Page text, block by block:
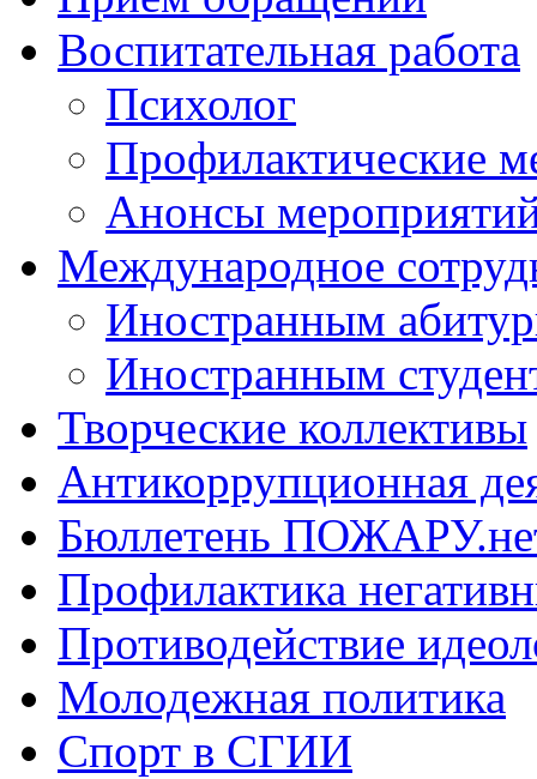
Воспитательная работа
Психолог
Профилактические
Анонсы
Международное
Иностранным
Иностранным
Творческие коллективы
Антикоррупционная
Бюллетень
Профилактика
Противодействие
Молодежная политика
Спорт в СГИИ